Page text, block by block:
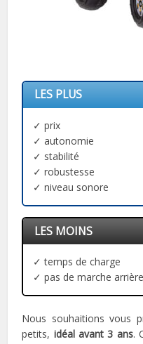
LES PLUS
✓ prix
✓ autonomie
✓ stabilité
✓ robustesse
✓ niveau sonore
LES MOINS
✓ temps de charge
✓ pas de marche arrière
Nous souhaitions vous
petits, idéal avant 3 ans.